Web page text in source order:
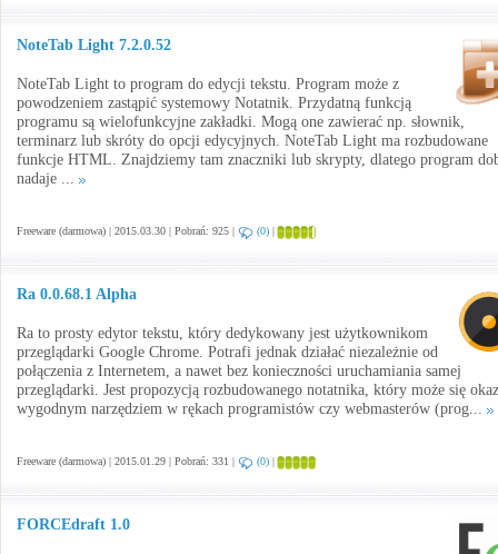
NoteTab Light 7.2.0.52
NoteTab Light to program do edycji tekstu. Program może z
powodzeniem zastąpić systemowy Notatnik. Przydatną funkcją
programu są wielofunkcyjne zakładki. Mogą one zawierać np. słownik,
terminarz lub skróty do opcji edycyjnych. NoteTab Light ma rozbudowane
funkcje HTML. Znajdziemy tam znaczniki lub skrypty, dlatego program
nadaje ...
Freeware (darmowa) | 2015.03.30 | Pobrań: 925 | (0) |
Ra 0.0.68.1 Alpha
Ra to prosty edytor tekstu, który dedykowany jest użytkownikom
przeglądarki Google Chrome. Potrafi jednak działać niezależnie od
połączenia z Internetem, a nawet bez konieczności uruchamiania samej
przeglądarki. Jest propozycją rozbudowanego notatnika, który może się
wygodnym narzędziem w rękach programistów czy webmasterów (prog...
Freeware (darmowa) | 2015.01.29 | Pobrań: 331 | (0) |
FORCEdraft 1.0